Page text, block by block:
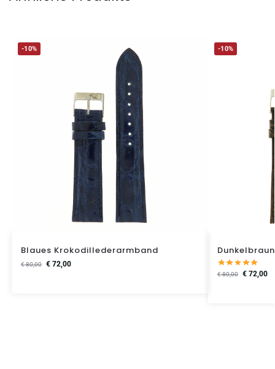
-10%
Blaues Krokodillederarmband
€80,00 €72,00
-10%
€80,00 €72,00